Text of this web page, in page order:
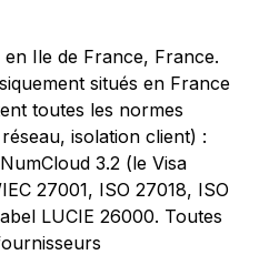
Ile de France, France.
situés en France
toutes les normes
isolation client) :
3.2 (le Visa
27001, ISO 27018, ISO
LUCIE 26000. Toutes